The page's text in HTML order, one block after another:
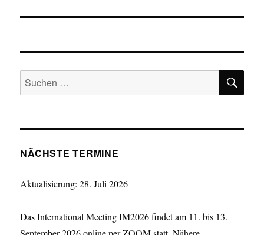
Suchen
nach:
NÄCHSTE TERMINE
Aktualisierung: 28. Juli 2026
Das International Meeting IM2026 findet am 11. bis 13.